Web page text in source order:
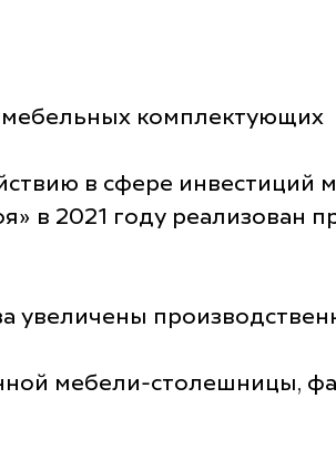
мебельных комплектующих
в сфере инвестиций
в 2021 году реализован
увеличены
мебели-столешницы,